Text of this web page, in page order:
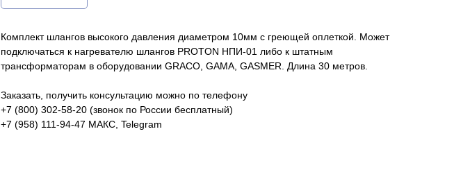
Комплект шлангов высокого давления диаметром 10мм с греющей оплеткой. Может
подключаться к нагревателю шлангов PROTON НПИ-01 либо к штатным
трансформаторам в оборудовании GRACO, GAMA, GASMER. Длина 30 метров.
Заказать, получить консультацию можно по телефону
+7 (800) 302-58-20 (звонок по России бесплатный)
+7 (958) 111-94-47 МАКС, Telegram